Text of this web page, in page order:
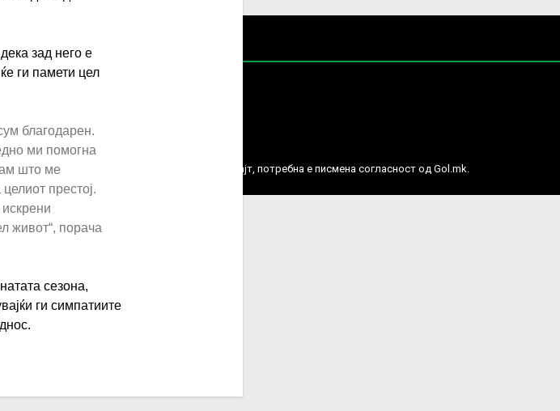
зад него е
ги памети цел
благодарен.
ми помогна
што ме
престој.
живот“, порача
сезона,
ги симпатиите
за авторското право и сродните права.
фотографии или податоци од овој веб сајт, потребна е писмена согласност од Gol.mk.